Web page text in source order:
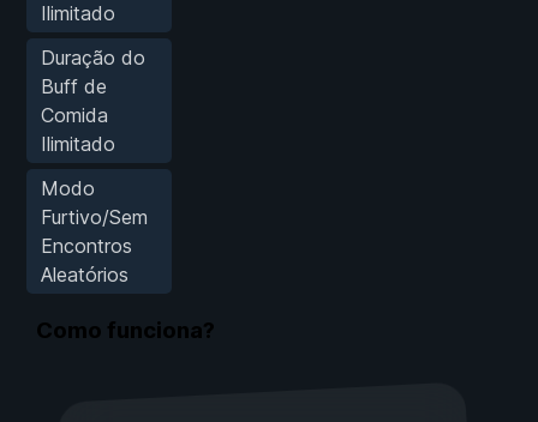
Ilimitado
Duração do
Buff de
Comida
Ilimitado
Modo
Furtivo/Sem
Encontros
Aleatórios
Como funciona?